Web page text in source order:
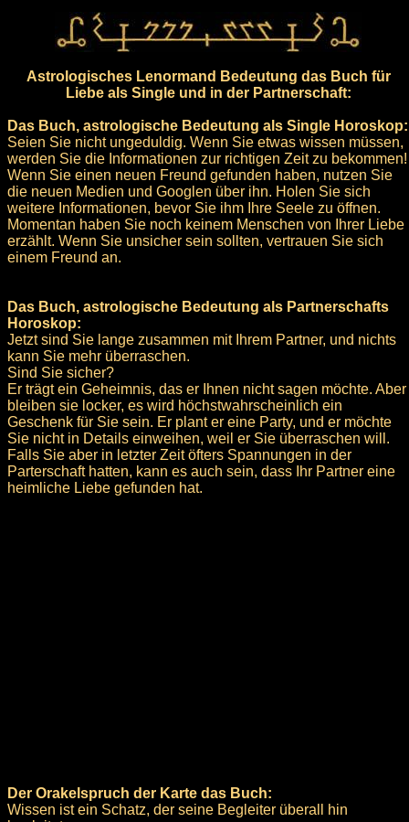
Astrologisches Lenormand Bedeutung das Buch für
Liebe als Single und in der Partnerschaft:
Das Buch, astrologische Bedeutung als Single Horoskop:
Seien Sie nicht ungeduldig. Wenn Sie etwas wissen müssen,
werden Sie die Informationen zur richtigen Zeit zu bekommen!
Wenn Sie einen neuen Freund gefunden haben, nutzen Sie
die neuen Medien und Googlen über ihn. Holen Sie sich
weitere Informationen, bevor Sie ihm Ihre Seele zu öffnen.
Momentan haben Sie noch keinem Menschen von Ihrer Liebe
erzählt. Wenn Sie unsicher sein sollten, vertrauen Sie sich
einem Freund an.
Das Buch, astrologische Bedeutung als Partnerschafts
Horoskop:
Jetzt sind Sie lange zusammen mit Ihrem Partner, und nichts
kann Sie mehr überraschen.
Sind Sie sicher?
Er trägt ein Geheimnis, das er Ihnen nicht sagen möchte. Aber
bleiben sie locker, es wird höchstwahrscheinlich ein
Geschenk für Sie sein. Er plant er eine Party, und er möchte
Sie nicht in Details einweihen, weil er Sie überraschen will.
Falls Sie aber in letzter Zeit öfters Spannungen in der
Parterschaft hatten, kann es auch sein, dass Ihr Partner eine
heimliche Liebe gefunden hat.
Der Orakelspruch der Karte das Buch:
Wissen ist ein Schatz, der seine Begleiter überall hin